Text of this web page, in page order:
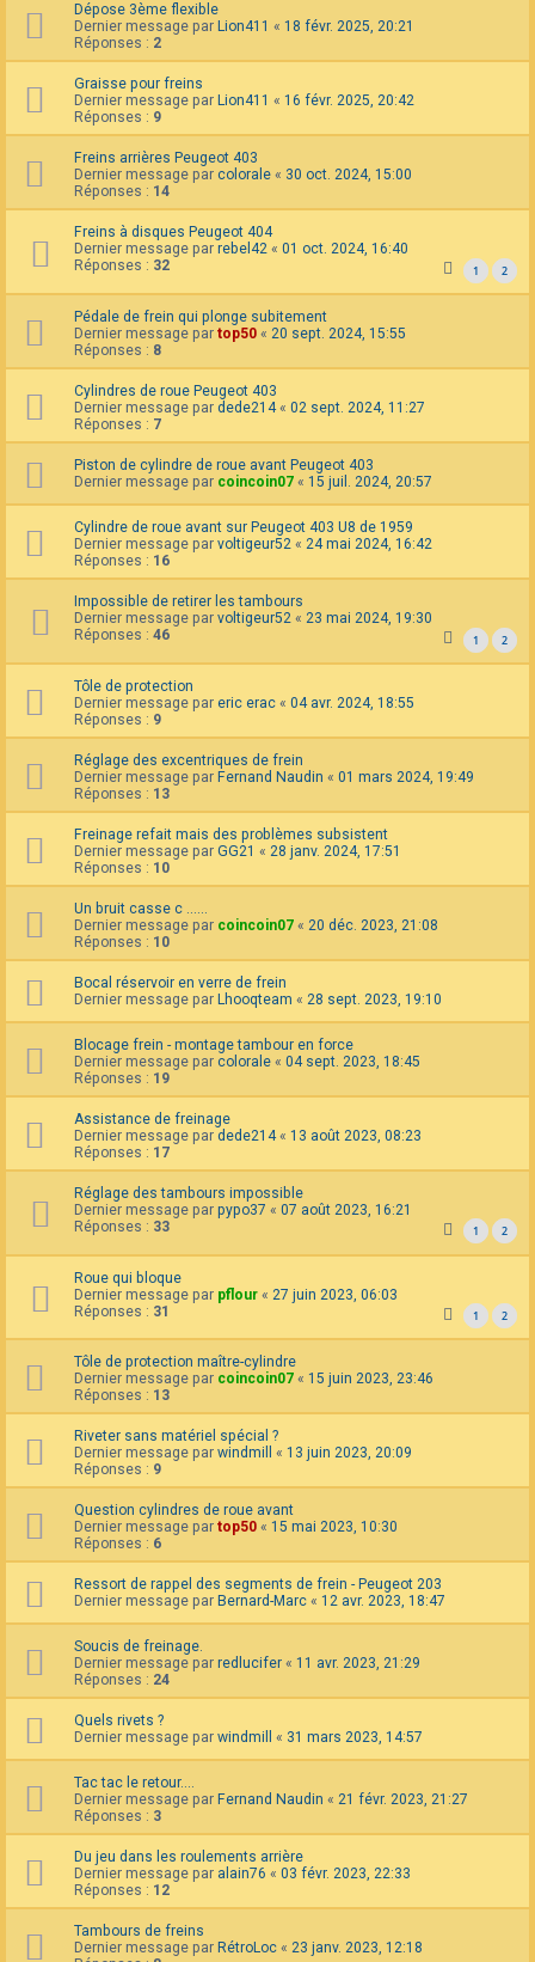
Dépose 3ème flexible
Dernier message par Lion411 « 18 févr. 2025, 20:21
Réponses : 2
Graisse pour freins
Dernier message par Lion411 « 16 févr. 2025, 20:42
Réponses : 9
Freins arrières Peugeot 403
Dernier message par colorale « 30 oct. 2024, 15:00
Réponses : 14
Freins à disques Peugeot 404
Dernier message par rebel42 « 01 oct. 2024, 16:40
Réponses : 32 1 2
Pédale de frein qui plonge subitement
Dernier message par top50 « 20 sept. 2024, 15:55
Réponses : 8
Cylindres de roue Peugeot 403
Dernier message par dede214« 02 sept. 2024, 11:27
Réponses : 7
Piston de cylindre de roue avant Peugeot 403
Dernier message par coincoin07 « 15 juil. 2024, 20:57
Cylindre de roue avant sur Peugeot 403 U8 de 1959
Dernier message par voltigeur52 « 24 mai 2024, 16:42
Réponses : 16
Impossible de retirer les tambours
Dernier message par voltigeur52 « 23 mai 2024, 19:30
Réponses : 46 1 2
Tôle de protection
Dernier message par eric erac « 04 avr. 2024, 18:55
Réponses : 9
Réglage des excentriques de frein
Dernier message par Fernand Naudin « 01 mars 2024, 19:49
Réponses : 13
Freinage refait mais des problèmes subsistent
Dernier message par GG21 « 28 janv. 2024, 17:51
Réponses : 10
Un bruit casse c ......
Dernier message par coincoin07 « 20 déc. 2023, 21:08
Réponses : 10
Bocal réservoir en verre de frein
Dernier message par Lhooqteam « 28 sept. 2023, 19:10
Blocage frein - montage tambour en force
Dernier message par colorale « 04 sept. 2023, 18:45
Réponses : 19
Assistance de freinage
Dernier message par dede214« 13 août 2023, 08:23
Réponses : 17
Réglage des tambours impossible
Dernier message par pypo37 « 07 août 2023, 16:21
Réponses : 33 1 2
Roue qui bloque
Dernier message par pflour « 27 juin 2023, 06:03
Réponses : 31 1 2
Tôle de protection maître-cylindre
Dernier message par coincoin07 « 15 juin 2023, 23:46
Réponses : 13
Riveter sans matériel spécial ?
Dernier message par windmill « 13 juin 2023, 20:09
Réponses : 9
Question cylindres de roue avant
Dernier message par top50 « 15 mai 2023, 10:30
Réponses : 6
Ressort de rappel des segments de frein - Peugeot 203
Dernier message par Bernard-Marc « 12 avr. 2023, 18:47
Soucis de freinage.
Dernier message par redlucifer « 11 avr. 2023, 21:29
Réponses : 24
Quels rivets ?
Dernier message par windmill « 31 mars 2023, 14:57
Tac tac le retour....
Dernier message par Fernand Naudin « 21 févr. 2023, 21:27
Réponses : 3
Du jeu dans les roulements arrière
Dernier message par alain76 « 03 févr. 2023, 22:33
Réponses : 12
Tambours de freins
Dernier message par RétroLoc « 23 janv. 2023, 12:18